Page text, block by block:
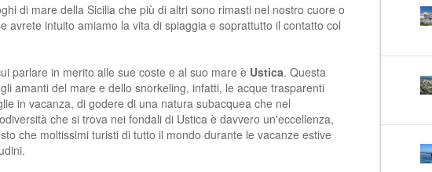
di mare della Sicilia che più di altri sono rimasti nel nostro cuore o
avrete intuito amiamo la vita di spiaggia e soprattutto il contatto col
parlare in merito alle sue coste e al suo mare è Ustica. Questa
amanti del mare e dello snorkeling, infatti, le acque trasparenti
in vacanza, di godere di una natura subacquea che nel
che si trova nei fondali di Ustica è davvero un'eccellenza,
che moltissimi turisti di tutto il mondo durante le vacanze estive